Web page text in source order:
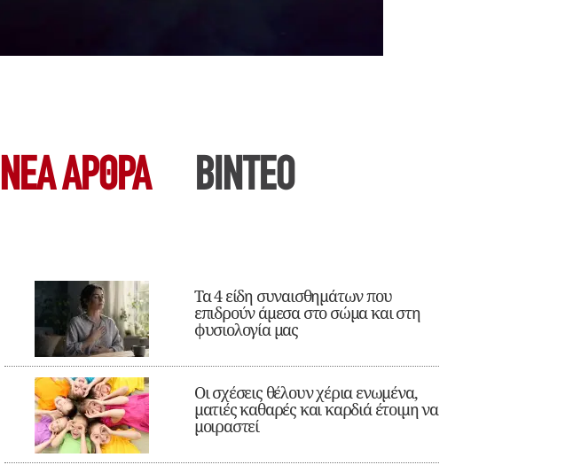
ΝΕΑ ΆΡΘΡΑ ΒΙΝΤΕΟ
Τα 4 είδη συναισθημάτων που
επιδρούν άμεσα στο σώμα και στη
φυσιολογία μας
Οι σχέσεις θέλουν χέρια ενωμένα,
ματιές καθαρές και καρδιά έτοιμη να
μοιραστεί